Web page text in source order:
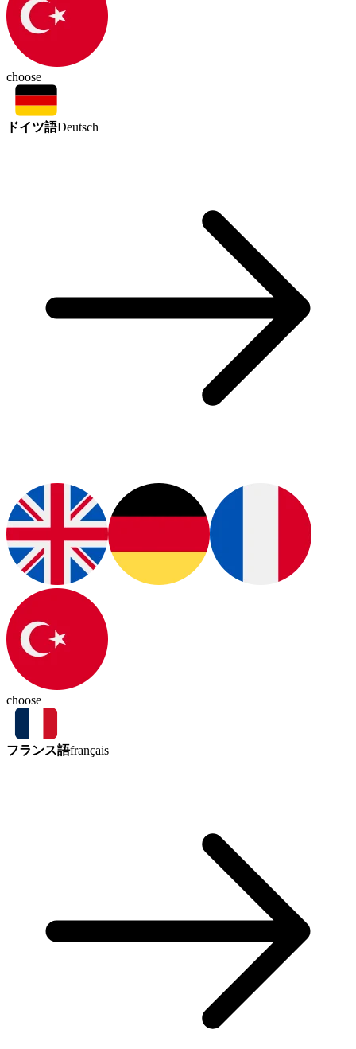
choose
ドイツ語Deutsch
choose
フランス語français